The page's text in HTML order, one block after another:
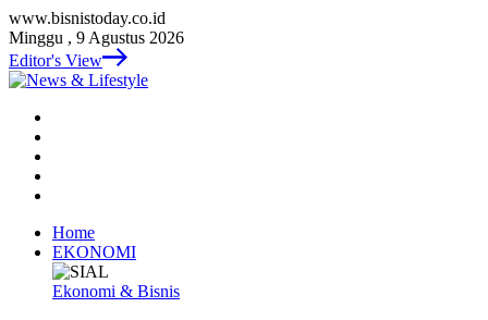
www.bisnistoday.co.id
Minggu , 9 Agustus 2026
Editor's View
Home
EKONOMI
Ekonomi & Bisnis